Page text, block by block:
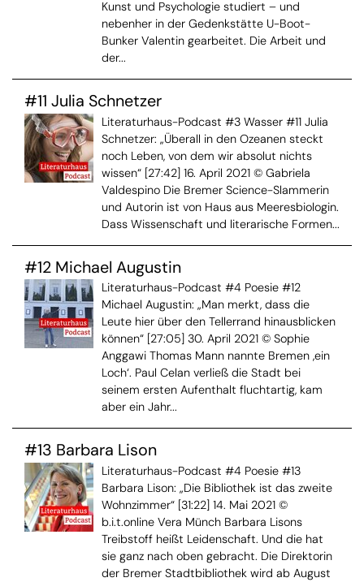
Kunst und Psychologie studiert – und
nebenher in der Gedenkstätte U-Boot-
Bunker Valentin gearbeitet. Die Arbeit und
der...
#11 Julia Schnetzer
Literaturhaus-Podcast #3 Wasser #11 Julia
Schnetzer: „Überall in den Ozeanen steckt
noch Leben, von dem wir absolut nichts
wissen“ [27:42] 16. April 2021 © Gabriela
Valdespino Die Bremer Science-Slammerin
und Autorin ist von Haus aus Meeresbiologin.
Dass Wissenschaft und literarische Formen...
#12 Michael Augustin
Literaturhaus-Podcast #4 Poesie #12
Michael Augustin: „Man merkt, dass die
Leute hier über den Tellerrand hinausblicken
können“ [27:05] 30. April 2021 © Sophie
Anggawi Thomas Mann nannte Bremen ‚ein
Loch‘. Paul Celan verließ die Stadt bei
seinem ersten Aufenthalt fluchtartig, kam
aber ein Jahr...
#13 Barbara Lison
Literaturhaus-Podcast #4 Poesie #13
Barbara Lison: „Die Bibliothek ist das zweite
Wohnzimmer“ [31:22] 14. Mai 2021 ©
b.i.t.online Vera Münch Barbara Lisons
Treibstoff heißt Leidenschaft. Und die hat
sie ganz nach oben gebracht. Die Direktorin
der Bremer Stadtbibliothek wird ab August